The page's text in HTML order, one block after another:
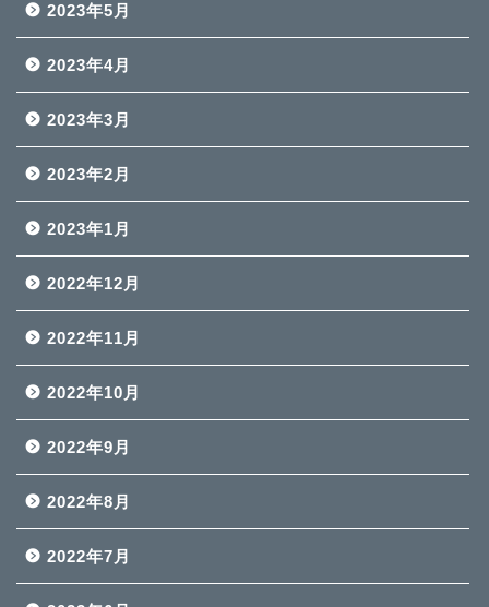
2023年5月
2023年4月
2023年3月
2023年2月
2023年1月
2022年12月
2022年11月
2022年10月
2022年9月
2022年8月
2022年7月